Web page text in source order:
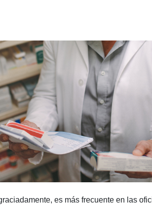
es más frecuente en las